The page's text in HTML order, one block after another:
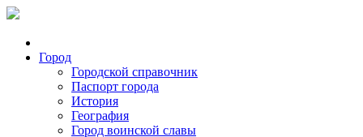
Город
Городской справочник
Паспорт города
История
География
Город воинской славы